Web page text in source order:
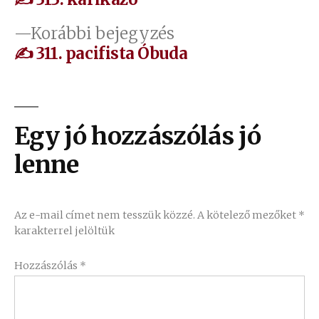
navigáció
Korábbi bejegyzés
bejegyzés:
✍ 311. pacifista Óbuda
Egy jó hozzászólás jó
lenne
Az e-mail címet nem tesszük közzé. A kötelező mezőket *
karakterrel jelöltük
Hozzászólás *